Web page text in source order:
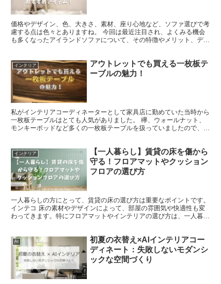
価格やデザイン、色、大きさ、素材、座り心地など、ソファ選びで考
慮する点は色々とありますね。 今回は最近注目され、よくみる機会
も多くなったアイランドソファについて、その特徴やメリット、デメ
インテリア
アウトレットでも買える一枚板テ
ーブルの魅力！
私がインテリアコーディネーターとして家具店に勤めていた当時から
一枚板テーブルはとても人気がありました。 欅、ウォールナット、
モンキーポッドなど多くの一枚板テーブルを扱っていましたので、日
インテリア
【一人暮らし】賃貸の床を傷から
守る！フロアマットやクッション
フロアの選び方
一人暮らしの方にとって、賃貸の床の選び方は重要なポイントです。
インテコ 床の素材やデザインによって、部屋の雰囲気や快適性も変
わってきます。特にフロアマットやインテリアの選び方は、一人暮ら
AI
初夏の衣替え×AIインテリアコー
ディネート：失敗しないモダンシ
ックな空間づくり